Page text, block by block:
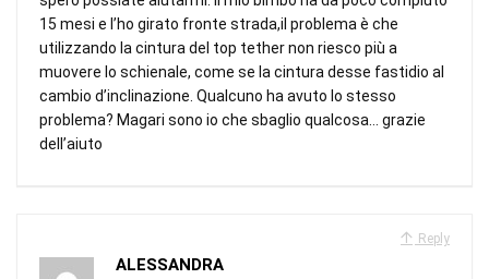
15 mesi e l’ho girato fronte strada,il problema è che
utilizzando la cintura del top tether non riesco più a
muovere lo schienale, come se la cintura desse fastidio al
cambio d’inclinazione. Qualcuno ha avuto lo stesso
problema? Magari sono io che sbaglio qualcosa… grazie
dell’aiuto
Reply
ALESSANDRA